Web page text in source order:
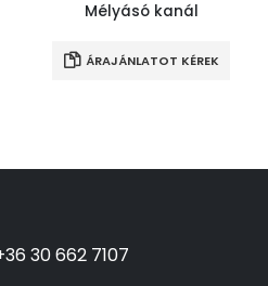
Mélyásó kanál
ÁRAJÁNLATOT KÉREK
30 662 7107